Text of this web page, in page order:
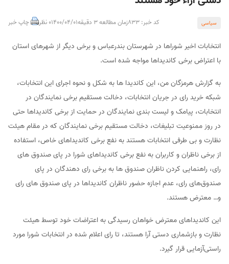
سیاسی کد خبر: 833 زمان مطالعه 3 دقیقه 1400/04/010 نظر چاپ خبر
انتخابات اخیر شوراها در شهرستان بندرعباس و برخی دیگر از شهرهای استان
با اعتراض برخی کاندیداها مواجه شده است.
به گزارش هرمزگان من، این کاندیدا ها به شکل و نحوه اجرای این انتخابات،
شبکه خرید رای در جریان انتخابات، دخالت مستقیم برخی نمایندگان در
انتخابات، پیامک و لیست بندی نمایندگان در حمایت از برخی کاندیداها حتی
در روز ممنوعیت تبلیغات، دخالت مستقیم برخی نمایندگان که در مقام هیئت
نظارت و بی طرفی انتخابات هستند به نفع برخی کاندیداهای خاص، استفاده
از برخی ناظران و کاربران به نفع برخی کاندیداهای شورا در پای صندوق های
رای، راهنمایی کردن ناظران صندوق ها به برخی رای دهندگان در پای
صندوق‌های رای، عدم اجازه حضور ناظران کاندیداها در پای صندوق های رای
و… معترض هستند.
این کاندیداهای معترض خواهان رسیدگی به اعتراضات خود توسط هیئت
نظارت و بازشماری دستی آرا هستند، تا رای اعلام شده در انتخابات شورا مورد
راستی‌آزمایی قرار گیرد.